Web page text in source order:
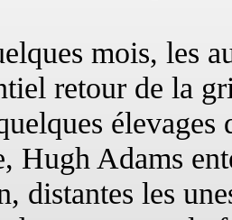
mois, les
retour de la
Hugh Adams
distantes les